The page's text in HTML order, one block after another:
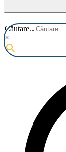
Căutare...
×